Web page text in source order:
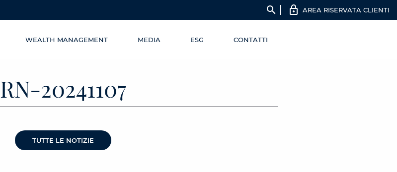
search AREA RISERVATA CLIENTI
WEALTH MANAGEMENT MEDIA ESG CONTATTI
RN-20241107
TUTTE LE NOTIZIE